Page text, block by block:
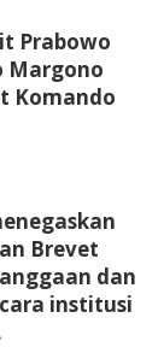
Prabowo
Margono
Komando
Brevet
dan
institusi